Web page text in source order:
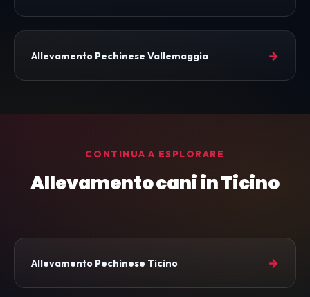
Allevamento Pechinese Vallemaggia →
CONTINUA A ESPLORARE
Allevamento cani in Ticino
Allevamento Pechinese Ticino →